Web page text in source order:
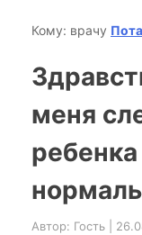
Кому: врачу
меня
Автор: Гость |